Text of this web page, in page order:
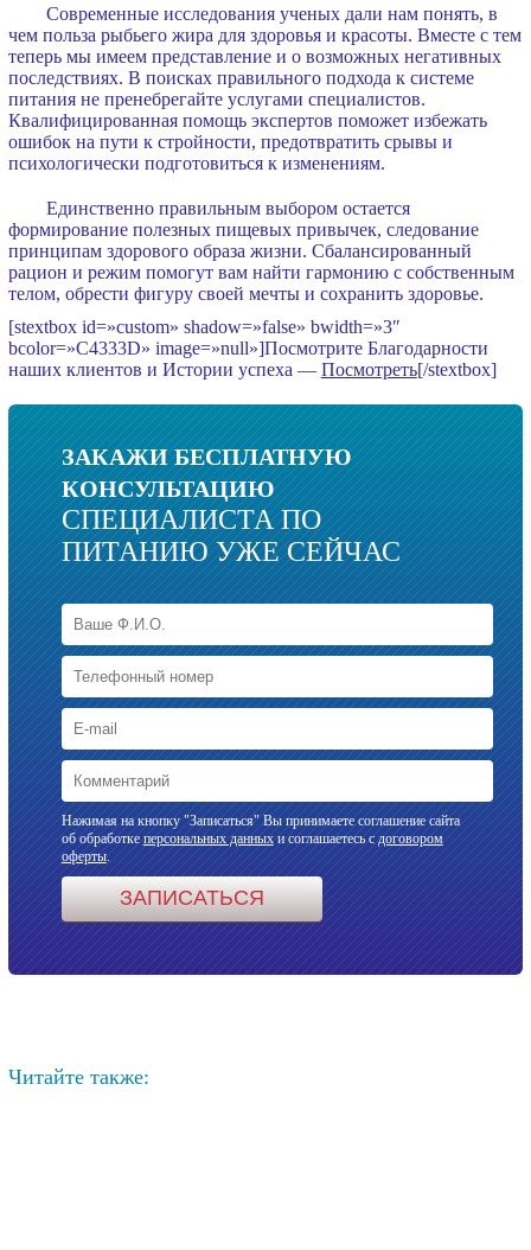
Современные исследования ученых дали нам понять, в
чем польза рыбьего жира для здоровья и красоты. Вместе с тем
теперь мы имеем представление и о возможных негативных
последствиях. В поисках правильного подхода к системе
питания не пренебрегайте услугами специалистов.
Квалифицированная помощь экспертов поможет избежать
ошибок на пути к стройности, предотвратить срывы и
психологически подготовиться к изменениям.
Единственно правильным выбором остается
формирование полезных пищевых привычек, следование
принципам здорового образа жизни. Сбалансированный
рацион и режим помогут вам найти гармонию с собственным
телом, обрести фигуру своей мечты и сохранить здоровье.
[stextbox id=»custom» shadow=»false» bwidth=»3″
bcolor=»C4333D» image=»null»]Посмотрите Благодарности
наших клиентов и Истории успеха — Посмотреть[/stextbox]
ЗАКАЖИ БЕСПЛАТНУЮ
КОНСУЛЬТАЦИЮ
СПЕЦИАЛИСТА ПО
ПИТАНИЮ УЖЕ СЕЙЧАС
Нажимая на кнопку "Записаться" Вы принимаете соглашение сайта
об обработке персональных данныхи соглашаетесь с договором
оферты.
Читайте также: